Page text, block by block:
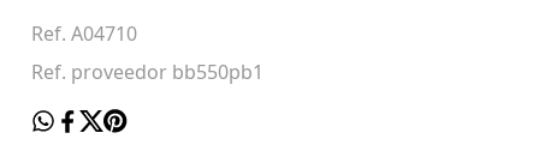
Ref. A04710
Ref. proveedor bb550pb1